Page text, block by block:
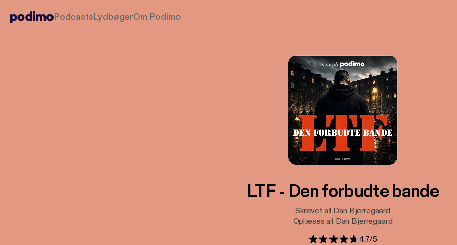
PodcastsLydbøgerOm Podimo
LTF - Den forbudte bande
Skrevet af Dan Bjerregaard
Oplæses af Dan Bjerregaard
4.7/5